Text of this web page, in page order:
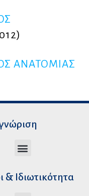
ΑΝΑΤΟΜΙΑΣ
& Ιδιωτικότητα